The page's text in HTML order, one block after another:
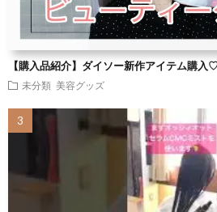
【購入品紹介】ダイソー新作アイテム購
未分類 美容グッズ